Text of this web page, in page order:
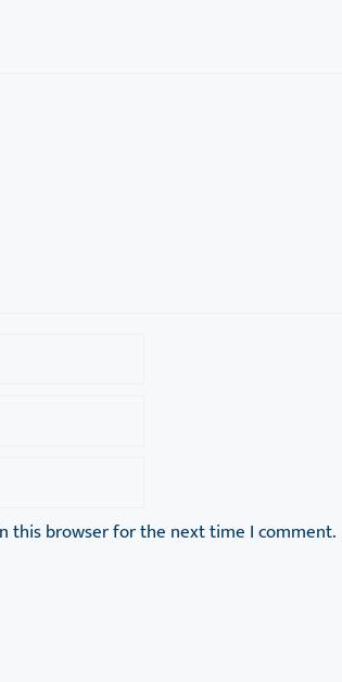
this browser for the next time I comment.